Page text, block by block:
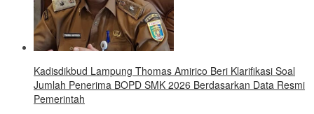
Kadisdikbud Lampung Thomas Amirico Beri Klarifikasi Soal
Jumlah Penerima BOPD SMK 2026 Berdasarkan Data Resmi
Pemerintah